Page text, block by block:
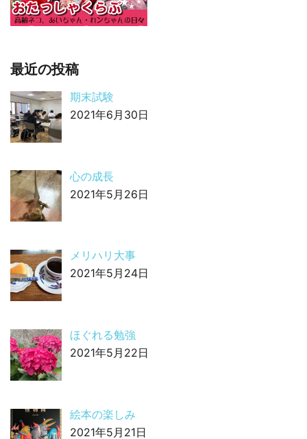
最近の投稿
期末試験
2021年6月30日
心の成長
2021年5月26日
メリハリ大事
2021年5月24日
ほぐれる勉強
2021年5月22日
絵本の楽しみ
2021年5月21日